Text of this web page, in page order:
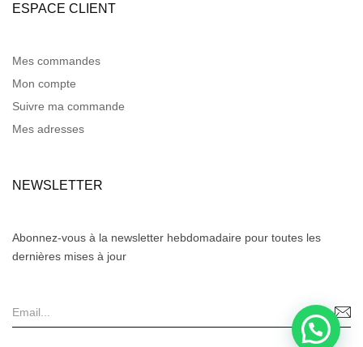
ESPACE CLIENT
Mes commandes
Mon compte
Suivre ma commande
Mes adresses
NEWSLETTER
Abonnez-vous à la newsletter hebdomadaire pour toutes les
dernières mises à jour